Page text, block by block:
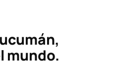
mundo.